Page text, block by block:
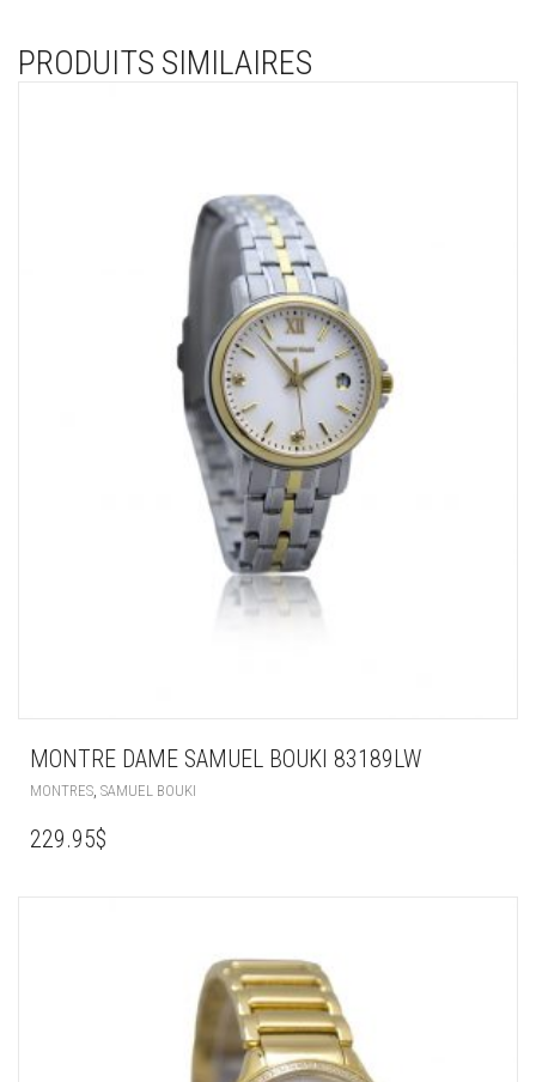
PRODUITS SIMILAIRES
MONTRE DAME SAMUEL BOUKI 83189LW
MONTRES SAMUEL BOUKI
229.95$